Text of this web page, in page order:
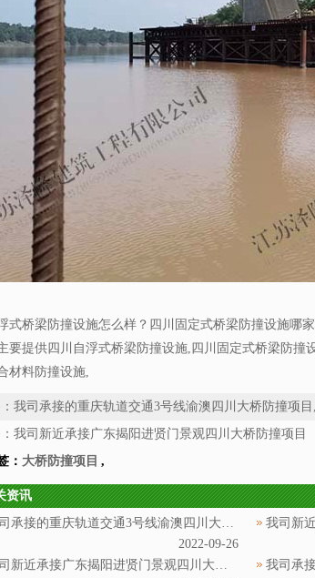
式桥梁防撞设施怎么样？四川固定式桥梁防撞设施哪
要提供四川自浮式桥梁防撞设施,四川固定式桥梁防撞
材料防撞设施,
我司承接的重庆轨道交通3号线渝澳四川大桥防撞项
我司新近承接广东揭阳进贤门景观四川大桥防撞项目
： 大桥防撞项目 ,
资讯
我司承接的重庆轨道交通3号线渝澳四川大桥防撞项目,安装顺利完成
2022-09-26
我司新近承接广东揭阳进贤门景观四川大桥防撞项目